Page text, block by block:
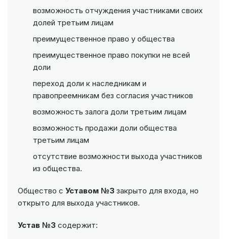
возможность отчуждения участниками своих
долей третьим лицам
преимущественное право у общества
преимущественное право покупки не всей
доли
переход доли к наследникам и
правопреемникам без согласия участников
возможность залога доли третьим лицам
возможность продажи доли общества
третьим лицам
отсутствие возможности выхода участников
из общества.
Общество с Уставом №3 закрыто для входа, но
открыто для выхода участников.
Устав №3 содержит: